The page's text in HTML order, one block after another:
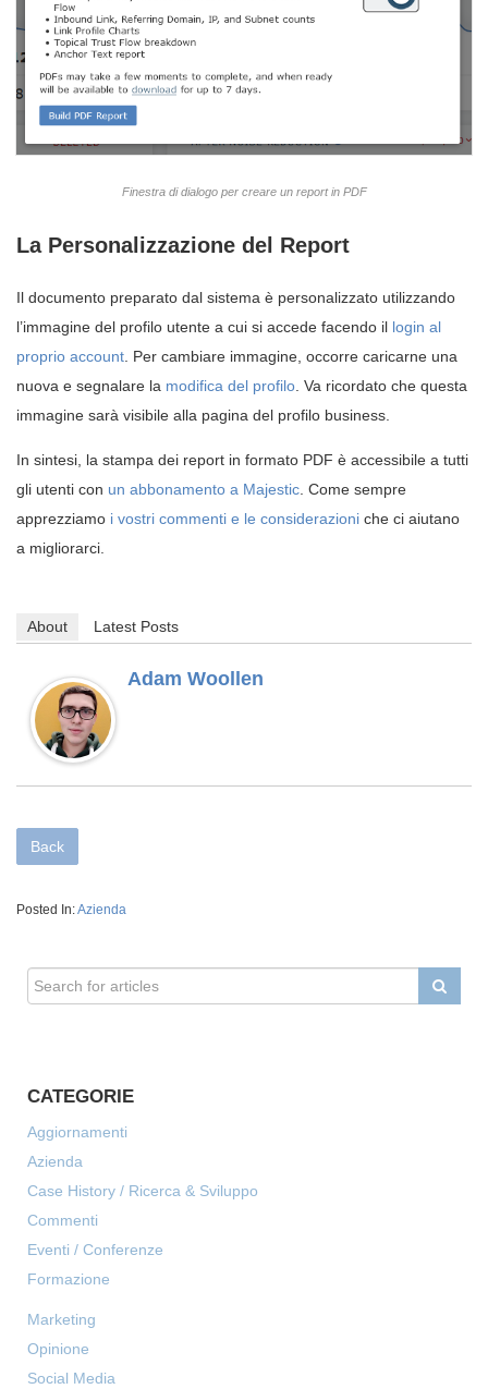
Finestra di dialogo per creare un report in PDF
La Personalizzazione del Report
Il documento preparato dal sistema è personalizzato utilizzando
l’immagine del profilo utente a cui si accede facendo il login al
proprio account . Per cambiare immagine, occorre caricarne una
nuova e segnalare la modifica del profilo . Va ricordato che questa
immagine sarà visibile alla pagina del profilo business.
In sintesi, la stampa dei report in formato PDF è accessibile a tutti
gli utenti con un abbonamento a Majestic . Come sempre
apprezziamo i vostri commenti e le considerazioni che ci aiutano
a migliorarci.
About Latest Posts
Adam Woollen
Back
Posted In:Azienda
CATEGORIE
Aggiornamenti
Azienda
Case History / Ricerca & Sviluppo
Commenti
Eventi / Conferenze
Formazione
Marketing
Opinione
Social Media